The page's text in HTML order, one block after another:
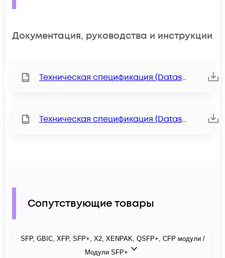
Документация, руководства и инструкции
Техническая спецификация (Datasheet)
Техническая спецификация (Datasheet)
Сопутствующие товары
SFP, GBIC, XFP, SFP+, X2, XENPAK, QSFP+, CFP модули /
Модули SFP+